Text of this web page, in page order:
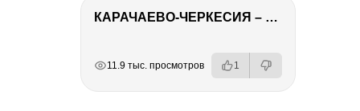
КАРАЧАЕВО-ЧЕРКЕСИЯ – ПУТЕШЕСТВИЕ НА КАВКАЗ часть 2
11.9 тыс. просмотров 1